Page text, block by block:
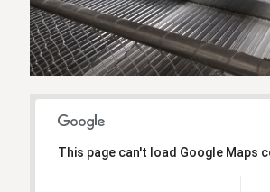
This page can't load Google Maps